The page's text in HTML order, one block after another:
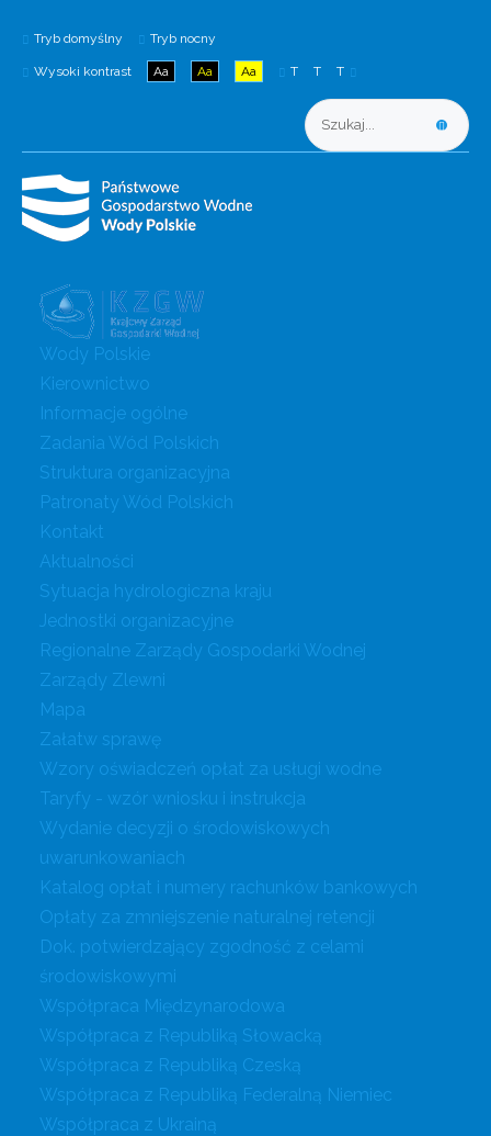
Tryb domyślny Tryb nocny
Wysoki kontrast Aa Aa Aa T T T
Wody Polskie
Kierownictwo
Informacje ogólne
Zadania Wód Polskich
Struktura organizacyjna
Patronaty Wód Polskich
Kontakt
Aktualności
Sytuacja hydrologiczna kraju
Jednostki organizacyjne
Regionalne Zarządy Gospodarki Wodnej
Zarządy Zlewni
Mapa
Załatw sprawę
Wzory oświadczeń opłat za usługi wodne
Taryfy - wzór wniosku i instrukcja
Wydanie decyzji o środowiskowych
uwarunkowaniach
Katalog opłat i numery rachunków bankowych
Opłaty za zmniejszenie naturalnej retencji
Dok. potwierdzający zgodność z celami
środowiskowymi
Współpraca Międzynarodowa
Współpraca z Republiką Słowacką
Współpraca z Republiką Czeską
Współpraca z Republiką Federalną Niemiec
Współpraca z Ukrainą